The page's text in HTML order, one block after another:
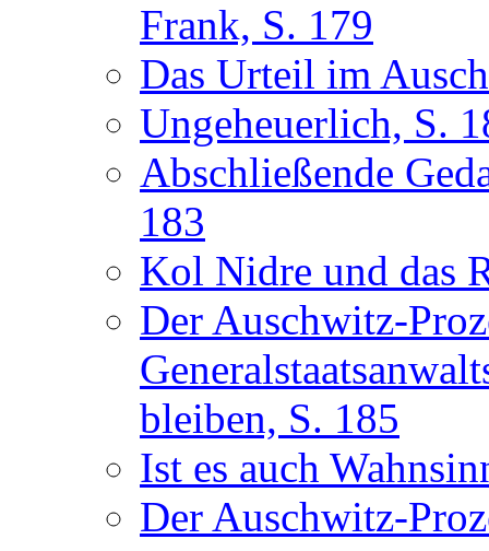
Frank, S. 179
Das Urteil im
Ungeheuerlich, S.
Abschließende
183
Kol Nidre und das
Der Auschwitz-
bleiben, S. 185
Ist es auch
Der Auschwitz-